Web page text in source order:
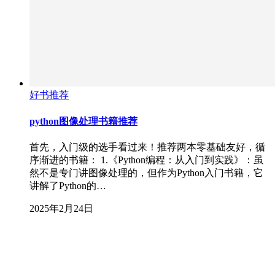
好书推荐
python图像处理书籍推荐
首先，入门级的选手看过来！推荐两本零基础友好，循
序渐进的书籍： 1.《Python编程：从入门到实践》：虽
然不是专门讲图像处理的，但作为Python入门书籍，它
讲解了Python的…
2025年2月24日